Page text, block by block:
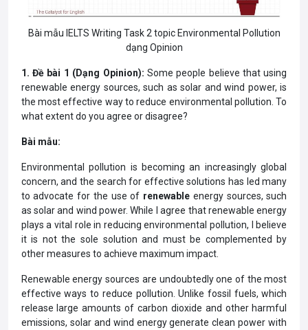
Bài mẫu IELTS Writing Task 2 topic Environmental Pollution
dạng Opinion
1. Đề bài 1 (Dạng Opinion): Some people believe that using
renewable energy sources, such as solar and wind power, is
the most effective way to reduce environmental pollution. To
what extent do you agree or disagree?
Bài mẫu:
Environmental pollution is becoming an increasingly global
concern, and the search for effective solutions has led many
to advocate for the use of renewable energy sources, such
as solar and wind power. While I agree that renewable energy
plays a vital role in reducing environmental pollution, I believe
it is not the sole solution and must be complemented by
other measures to achieve maximum impact.
Renewable energy sources are undoubtedly one of the most
effective ways to reduce pollution. Unlike fossil fuels, which
release large amounts of carbon dioxide and other harmful
emissions, solar and wind energy generate clean power with